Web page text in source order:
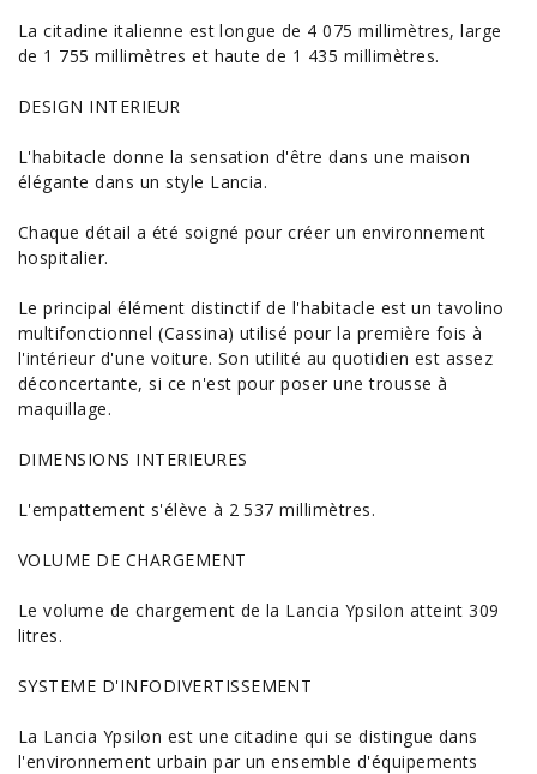
La citadine italienne est longue de 4 075 millimètres, large
de 1 755 millimètres et haute de 1 435 millimètres.
DESIGN INTERIEUR
L'habitacle donne la sensation d'être dans une maison
élégante dans un style Lancia.
Chaque détail a été soigné pour créer un environnement
hospitalier.
Le principal élément distinctif de l'habitacle est un tavolino
multifonctionnel (Cassina) utilisé pour la première fois à
l'intérieur d'une voiture. Son utilité au quotidien est assez
déconcertante, si ce n'est pour poser une trousse à
maquillage.
DIMENSIONS INTERIEURES
L'empattement s'élève à 2 537 millimètres.
VOLUME DE CHARGEMENT
Le volume de chargement de la Lancia Ypsilon atteint 309
litres.
SYSTEME D'INFODIVERTISSEMENT
La Lancia Ypsilon est une citadine qui se distingue dans
l'environnement urbain par un ensemble d'équipements